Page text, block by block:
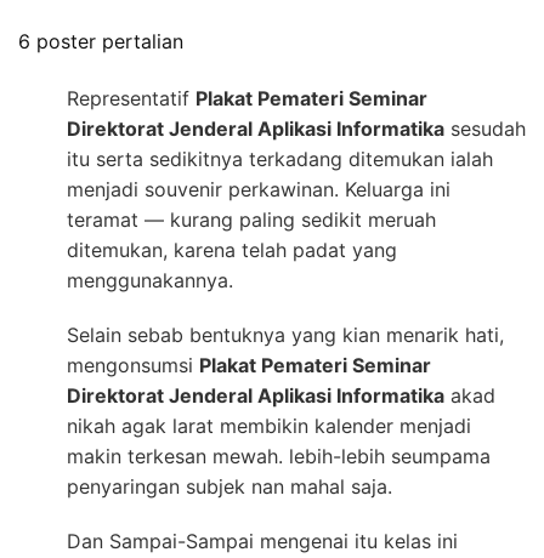
6 poster pertalian
Representatif Plakat Pemateri Seminar
Direktorat Jenderal Aplikasi Informatika sesudah
itu serta sedikitnya terkadang ditemukan ialah
menjadi souvenir perkawinan. Keluarga ini
teramat — kurang paling sedikit meruah
ditemukan, karena telah padat yang
menggunakannya.
Selain sebab bentuknya yang kian menarik hati,
mengonsumsi Plakat Pemateri Seminar
Direktorat Jenderal Aplikasi Informatika akad
nikah agak larat membikin kalender menjadi
makin terkesan mewah. lebih-lebih seumpama
penyaringan subjek nan mahal saja.
Dan Sampai-Sampai mengenai itu kelas ini